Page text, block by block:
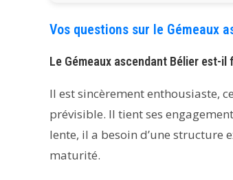
Vos questions sur le Gémeaux
Le Gémeaux ascendant Bélier est-il
Il est sincèrement enthousiaste,
prévisible. Il tient ses
lente, il a besoin d’une structure
maturité.